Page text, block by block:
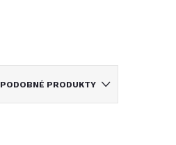
PODOBNÉ PRODUKTY